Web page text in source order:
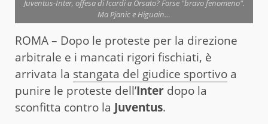
Juventus-Inter, offesa di Icardi a Orsato? Forse "bravo fenomeno".
Ma Pjanic e Higuain…
ROMA – Dopo le proteste per la direzione
arbitrale e i mancati rigori fischiati, è
arrivata la stangata del giudice sportivo a
punire le proteste dell’Inter dopo la
sconfitta contro la Juventus.